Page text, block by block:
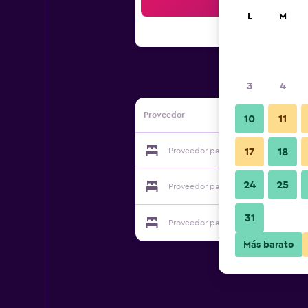
Proveedor
Proveedor para George Kerferd
Proveedor para George Kerferd
Proveedor para George Kerferd Hotel
L M
3 4
10 11
17 18
24 25
31
Más barato